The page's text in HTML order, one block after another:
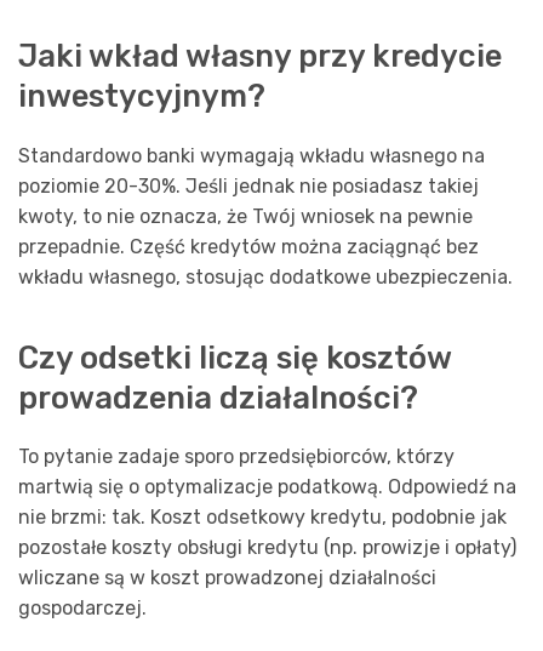
Jaki wkład własny przy kredycie
inwestycyjnym?
Standardowo banki wymagają wkładu własnego na
poziomie 20-30%. Jeśli jednak nie posiadasz takiej
kwoty, to nie oznacza, że Twój wniosek na pewnie
przepadnie. Część kredytów można zaciągnąć bez
wkładu własnego, stosując dodatkowe ubezpieczenia.
Czy odsetki liczą się kosztów
prowadzenia działalności?
To pytanie zadaje sporo przedsiębiorców, którzy
martwią się o optymalizacje podatkową. Odpowiedź na
nie brzmi: tak. Koszt odsetkowy kredytu, podobnie jak
pozostałe koszty obsługi kredytu (np. prowizje i opłaty)
wliczane są w koszt prowadzonej działalności
gospodarczej.